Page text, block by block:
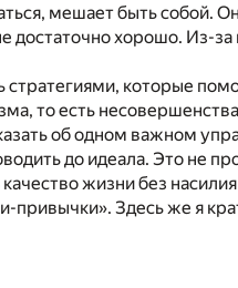
мешает быть собой.
достаточно хорошо. Из-
стратегиями, которые
то есть
об одном важном
до идеала. Это не
жизни без
привычки». Здесь же я